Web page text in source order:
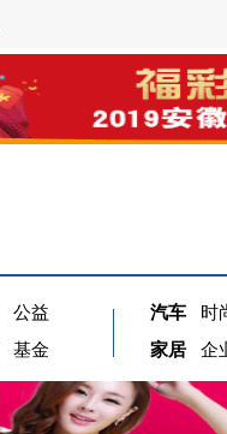
公益
基金
汽车 时
家居
企